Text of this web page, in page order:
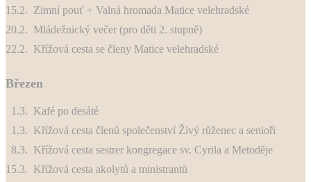
15.2. Zimní pouť + Valná hromada Matice velehradské
20.2. Mládežnický večer (pro děti 2. stupně)
22.2. Křížová cesta se členy Matice velehradské
Březen
1.3. Kafé po desáté
1.3. Křížová cesta členů společenství Živý růženec a senioři
8.3. Křížová cesta sestrer kongregace sv. Cyrila a Metoděje
15.3. Křížová cesta akolytů a ministrantů